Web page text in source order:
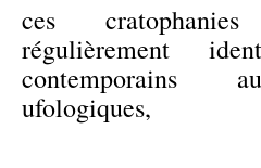
ces
régulièrement
contemporains
ufologiques,